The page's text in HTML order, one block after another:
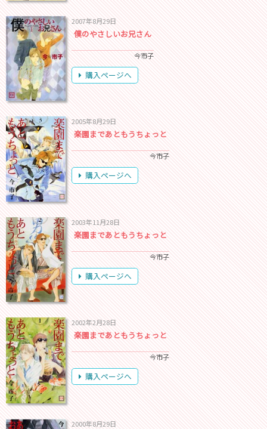
2007年8月29日
僕のやさしいお兄さん
今市子
購入ページへ
2005年8月29日
楽園まであともうちょっと
今市子
購入ページへ
2003年11月28日
楽園まであともうちょっと
今市子
購入ページへ
2002年2月28日
楽園まであともうちょっと
今市子
購入ページへ
2000年8月29日